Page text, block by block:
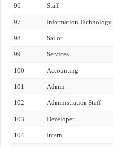
96 Staff
97 Information Technology
98 Sailor
99 Services
100 Accounting
101 Admin
102 Administration Staff
103 Developer
104 Intern